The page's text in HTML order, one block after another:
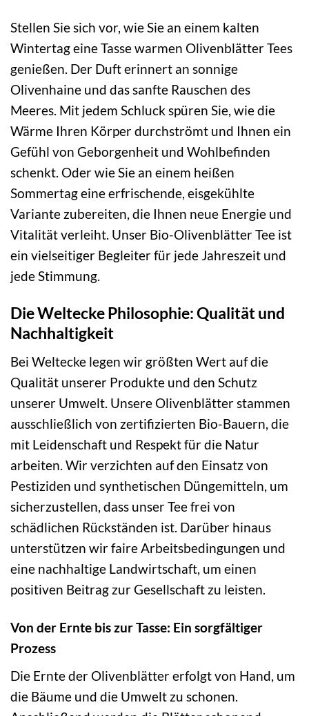
Stellen Sie sich vor, wie Sie an einem kalten
Wintertag eine Tasse warmen Olivenblätter Tees
genießen. Der Duft erinnert an sonnige
Olivenhaine und das sanfte Rauschen des
Meeres. Mit jedem Schluck spüren Sie, wie die
Wärme Ihren Körper durchströmt und Ihnen ein
Gefühl von Geborgenheit und Wohlbefinden
schenkt. Oder wie Sie an einem heißen
Sommertag eine erfrischende, eisgekühlte
Variante zubereiten, die Ihnen neue Energie und
Vitalität verleiht. Unser Bio-Olivenblätter Tee ist
ein vielseitiger Begleiter für jede Jahreszeit und
jede Stimmung.
Die Weltecke Philosophie: Qualität und
Nachhaltigkeit
Bei Weltecke legen wir größten Wert auf die
Qualität unserer Produkte und den Schutz
unserer Umwelt. Unsere Olivenblätter stammen
ausschließlich von zertifizierten Bio-Bauern, die
mit Leidenschaft und Respekt für die Natur
arbeiten. Wir verzichten auf den Einsatz von
Pestiziden und synthetischen Düngemitteln, um
sicherzustellen, dass unser Tee frei von
schädlichen Rückständen ist. Darüber hinaus
unterstützen wir faire Arbeitsbedingungen und
eine nachhaltige Landwirtschaft, um einen
positiven Beitrag zur Gesellschaft zu leisten.
Von der Ernte bis zur Tasse: Ein sorgfältiger
Prozess
Die Ernte der Olivenblätter erfolgt von Hand, um
die Bäume und die Umwelt zu schonen.